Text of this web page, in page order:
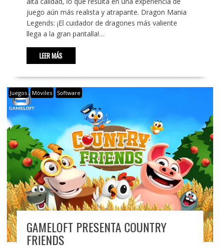
juego aún más realista y atrapante. Dragon Mania
Legends: ¡El cuidador de dragones más valiente
llega a la gran pantalla!…
LEER MÁS
Juegos Móviles Software
GAMELOFT PRESENTA COUNTRY
FRIENDS